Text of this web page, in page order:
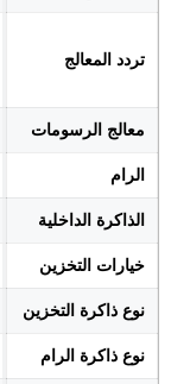
تردد المعالج
معالج الرسومات
الرام
الذاكرة الداخلية
خيارات التخزين
نوع ذاكرة التخزين
نوع ذاكرة الرام